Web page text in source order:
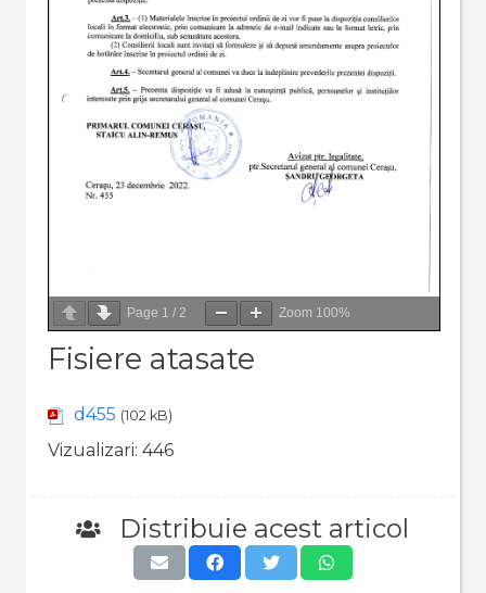
Page 1 / 2 Zoom 100%
Fisiere atasate
d455 (102 kB)
Vizualizari: 446
Distribuie acest articol